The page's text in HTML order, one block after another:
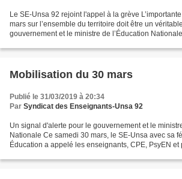
Le SE-Unsa 92 rejoint l'appel à la grève
mars sur l’ensemble du territoire doit être un
gouvernement et le ministre de l’Éducation
Mobilisation du 30 mars
Publié le 31/03/2019 à 20:34
Par Syndicat des Enseignants-Unsa 92
Un signal d'alerte pour le gouvernement et le
Nationale Ce samedi 30 mars, le SE-Unsa avec sa
Éducation a appelé les enseignants, CPE, PsyEN et